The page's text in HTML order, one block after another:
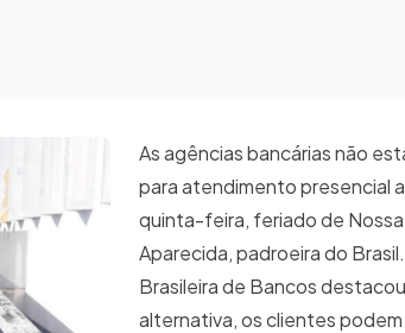
As agências bancárias não
para atendimento presencial
quinta-feira, feriado de
Aparecida, padroeira do
Brasileira de Bancos
alternativa, os clientes podem